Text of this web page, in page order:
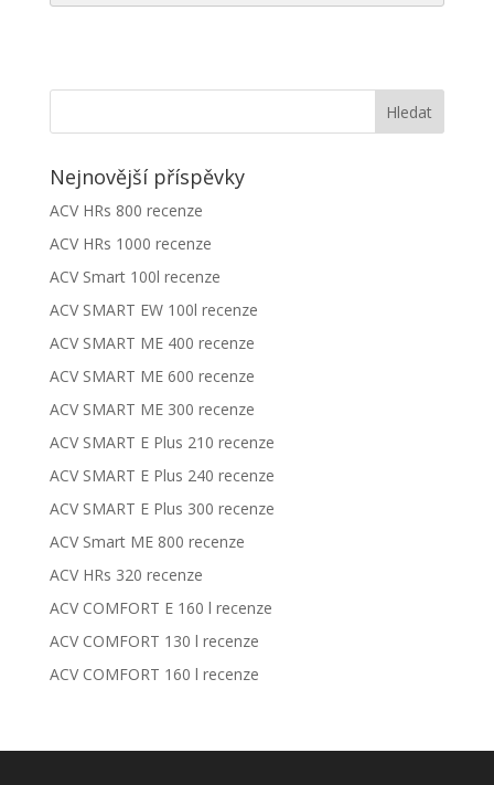
Nejnovější příspěvky
ACV HRs 800 recenze
ACV HRs 1000 recenze
ACV Smart 100l recenze
ACV SMART EW 100l recenze
ACV SMART ME 400 recenze
ACV SMART ME 600 recenze
ACV SMART ME 300 recenze
ACV SMART E Plus 210 recenze
ACV SMART E Plus 240 recenze
ACV SMART E Plus 300 recenze
ACV Smart ME 800 recenze
ACV HRs 320 recenze
ACV COMFORT E 160 l recenze
ACV COMFORT 130 l recenze
ACV COMFORT 160 l recenze